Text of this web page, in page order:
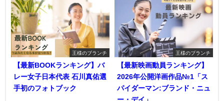
王様のブランチ
【最新BOOKランキング】バ
レー女子日本代表 石川真佑選
手初のフォトブック
王様のブランチ
【最新映画動員ランキング】
2026年公開洋画作品№1「ス
パイダーマン:ブランド・ニュ
ー・デイ」